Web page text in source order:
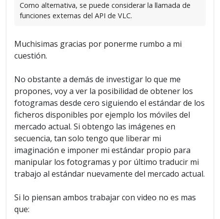
Como alternativa, se puede considerar la llamada de
funciones externas del API de VLC.
Muchisimas gracias por ponerme rumbo a mi
cuestión.
No obstante a demás de investigar lo que me
propones, voy a ver la posibilidad de obtener los
fotogramas desde cero siguiendo el estándar de los
ficheros disponibles por ejemplo los móviles del
mercado actual. Si obtengo las imágenes en
secuencia, tan solo tengo que liberar mi
imaginación e imponer mi estándar propio para
manipular los fotogramas y por último traducir mi
trabajo al estándar nuevamente del mercado actual.
Si lo piensan ambos trabajar con video no es mas
que: